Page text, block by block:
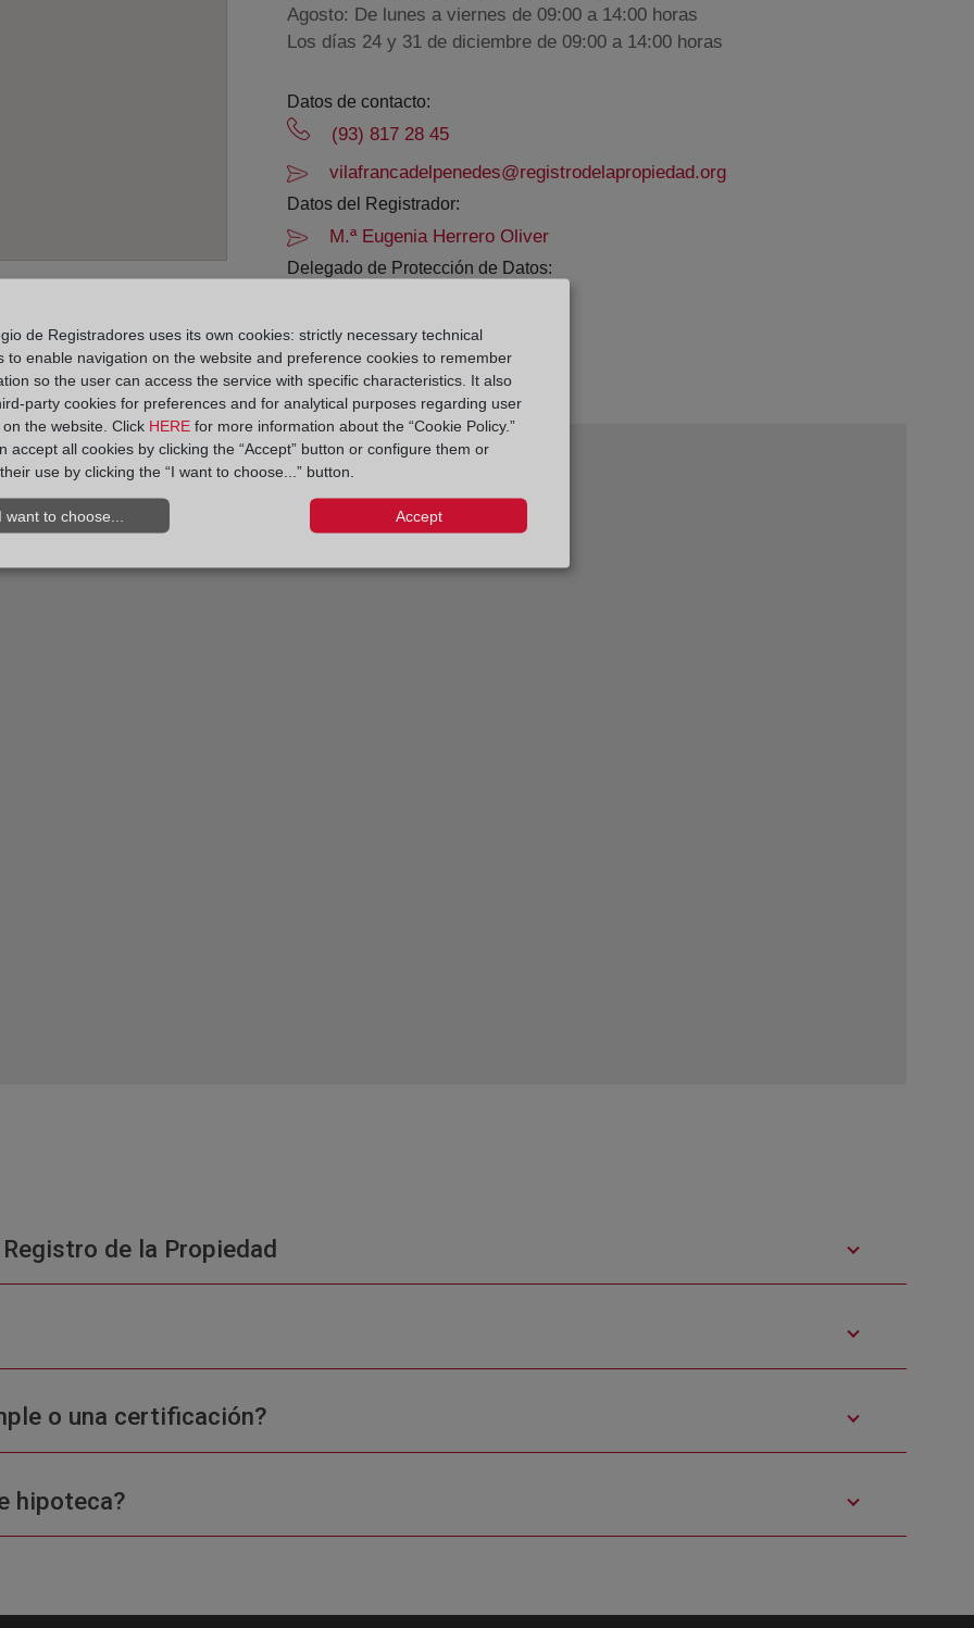
Agosto: De lunes a viernes de 09:00 a 14:00 horas
Los días 24 y 31 de diciembre de 09:00 a 14:00 horas
Datos de contacto:
(93) 817 28 45
vilafrancadelpenedes@registrodelapropiedad.org
Datos del Registrador:
M.ª Eugenia Herrero Oliver
Delegado de Protección de Datos:
el distrito hipotecario
de la Propiedad
o una certificación?
hipoteca?
de Registradores uses its own cookies: strictly necessary technical
to enable navigation on the website and preference cookies to remember
so the user can access the service with specific characteristics. It also
party cookies for preferences and for analytical purposes regarding user
the website. Click HERE for more information about the “Cookie Policy.”
accept all cookies by clicking the “Accept” button or configure them or
use by clicking the “I want to choose...” button.
I want to choose... Accept